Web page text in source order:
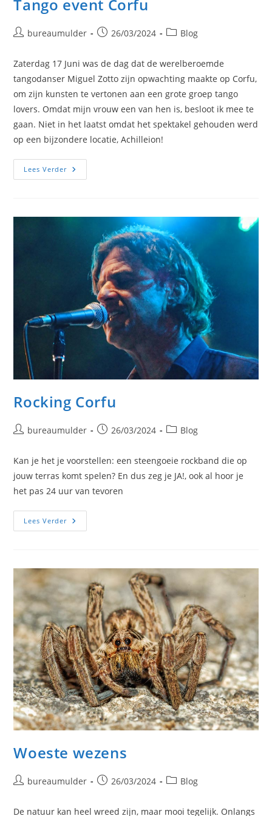
Tango event Corfu
Berichtbureaumulder
Bericht
op:
26/03/2024 Berichtcategorie:
Blog
Zaterdag 17 Juni was de dag dat de werelberoemde
tangodanser Miguel Zotto zijn opwachting maakte op Corfu,
om zijn kunsten te vertonen aan een grote groep tango
lovers. Omdat mijn vrouw een van hen is, besloot ik mee te
gaan. Niet in het laatst omdat het spektakel gehouden werd
op een bijzondere locatie, Achilleion!
Lees VerderTango
Event
Rocking Corfu
Berichtbureaumulder
Bericht
op:
26/03/2024 Berichtcategorie:
Blog
Kan je het je voorstellen: een steengoeie rockband die op
jouw terras komt spelen? En dus zeg je JA!, ook al hoor je
het pas 24 uur van tevoren
Lees VerderRocking
Corfu
Woeste wezens
Berichtbureaumulder
Bericht26/03/2024 Berichtcategorie:
Blog
De natuur kan heel wreed zijn, maar mooi tegelijk. Onlangs